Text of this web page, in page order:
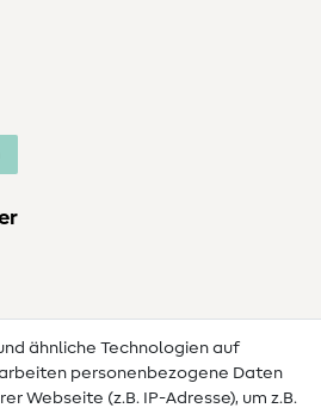
ähnliche Technologien auf
personenbezogene Daten
Webseite (z.B. IP-Adresse), um z.B.